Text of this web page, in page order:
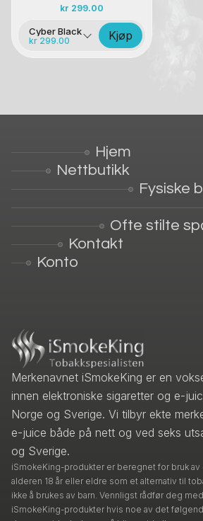
kr 299.00
Cyber Black
kr 299.00 Kjøp
Hjem
Nettbutikk
Fysiske
Ofte stilte
Kontakt
Konto
Merkenavnet iSmokeKing er en
innen elektroniske sigaretter og e-
Norge og Sverige. Vi tilbyr ekte
e-juice både på nett og ved seks
og Sverige.
iSmokeKing-produkter er beregnet for bruk
alderen 18 år eller eldre som et alternativ til
ikke å brukes av barn. Vennligst rådfør deg
iSmokeKing-produkter hvis noe av det